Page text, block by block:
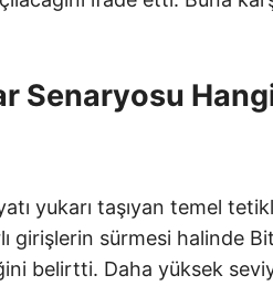
Senaryosu
yukarı taşıyan temel
girişlerin sürmesi halinde
belirtti. Daha yüksek